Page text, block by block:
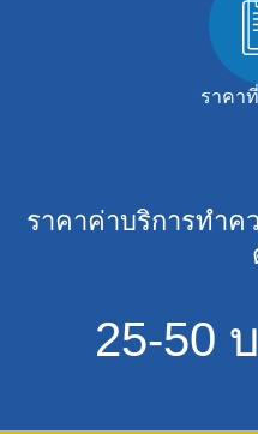
ราคา
ราคาค่าบริการทำค
25-50